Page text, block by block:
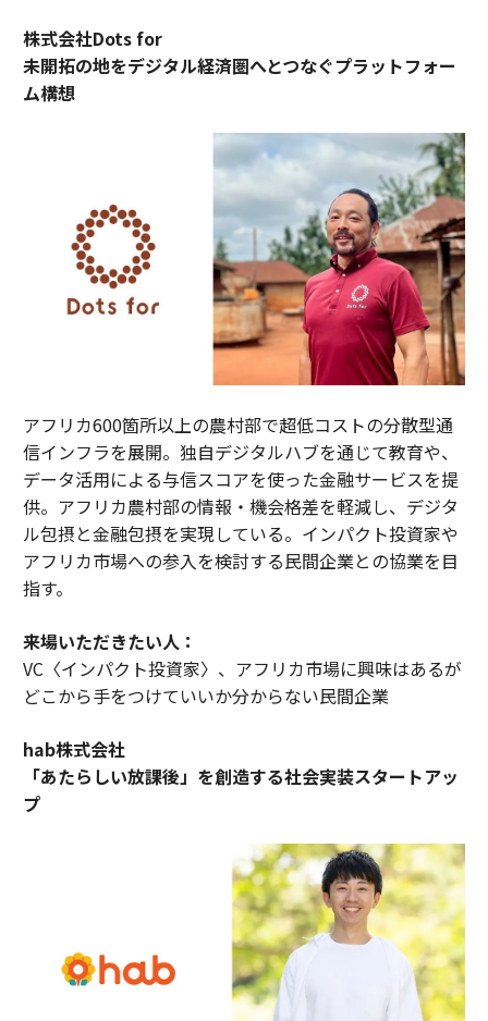
株式会社Dots for
未開拓の地をデジタル経済圏へとつなぐプラットフォー
ム構想
アフリカ600箇所以上の農村部で超低コストの分散型通
信インフラを展開。独自デジタルハブを通じて教育や、
データ活用による与信スコアを使った金融サービスを提
供。アフリカ農村部の情報・機会格差を軽減し、デジタ
ル包摂と金融包摂を実現している。インパクト投資家や
アフリカ市場への参入を検討する民間企業との協業を目
指す。
来場いただきたい人：
VC〈インパクト投資家〉、アフリカ市場に興味はあるが
どこから手をつけていいか分からない民間企業
hab株式会社
「あたらしい放課後」を創造する社会実装スタートアッ
プ